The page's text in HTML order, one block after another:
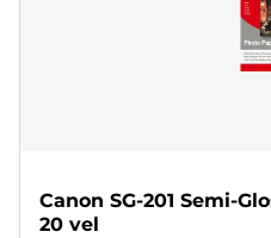
Canon SG-201 Semi-
20 vel